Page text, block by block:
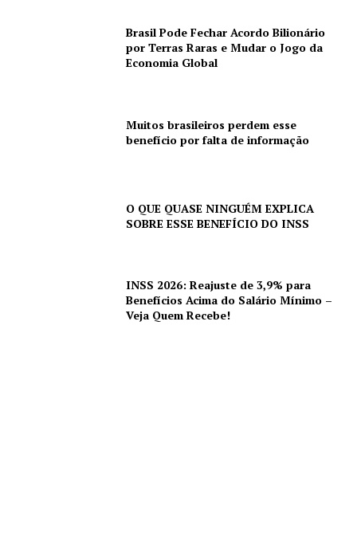
Brasil Pode Fechar Acordo Bilionário
por Terras Raras e Mudar o Jogo da
Economia Global
Muitos brasileiros perdem esse
benefício por falta de informação
O QUE QUASE NINGUÉM EXPLICA
SOBRE ESSE BENEFÍCIO DO INSS
INSS 2026: Reajuste de 3,9% para
Benefícios Acima do Salário Mínimo –
Veja Quem Recebe!